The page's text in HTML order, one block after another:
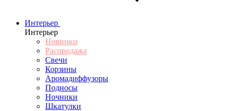
Интерьер
Интерьер
Новинки
Распродажа
Свечи
Корзины
Аромадиффузоры
Подносы
Ночники
Шкатулки